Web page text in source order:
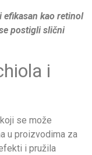
efikasan kao retinol
postigli slični
i
se može
u proizvodima za
i pružila